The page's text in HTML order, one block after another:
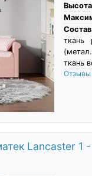
Высота
Состав
ткань
ткань
Отзывы
Lancaster 1